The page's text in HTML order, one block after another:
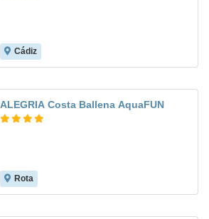
Cádiz
ALEGRIA Costa Ballena AquaFUN
Rota